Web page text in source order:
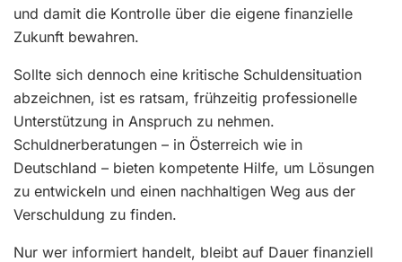
und damit die Kontrolle über die eigene finanzielle
Zukunft bewahren.
Sollte sich dennoch eine kritische Schuldensituation
abzeichnen, ist es ratsam, frühzeitig professionelle
Unterstützung in Anspruch zu nehmen.
Schuldnerberatungen – in Österreich wie in
Deutschland – bieten kompetente Hilfe, um Lösungen
zu entwickeln und einen nachhaltigen Weg aus der
Verschuldung zu finden.
Nur wer informiert handelt, bleibt auf Dauer finanziell